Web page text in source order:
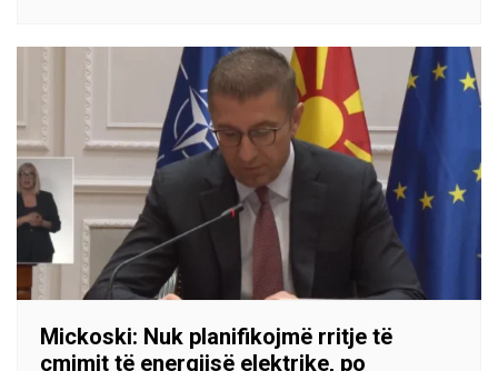
Mickoski: Nuk planifikojmë rritje të
çmimit të energjisë elektrike, po